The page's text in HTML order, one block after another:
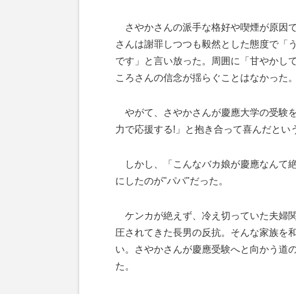
さやかさんの派手な格好や喫煙が原因
さんは謝罪しつつも毅然とした態度で「
です」と言い放った。周囲に「甘やかし
ころさんの信念が揺らぐことはなかった。
やがて、さやかさんが慶應大学の受験
力で応援する!」と抱き合って喜んだとい
しかし、「こんなバカ娘が慶應なんて
にしたのが"パパ"だった。
ケンカが絶えず、冷え切っていた夫婦
圧されてきた長男の反抗。そんな家族を
い。さやかさんが慶應受験へと向かう道
た。